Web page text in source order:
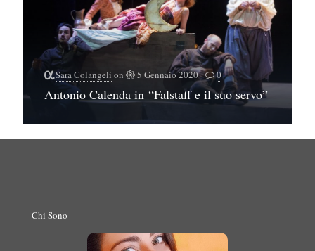
Sara Colangeli on 5 Gennaio 2020 0
Antonio Calenda in “Falstaff e il suo servo”
Chi Sono